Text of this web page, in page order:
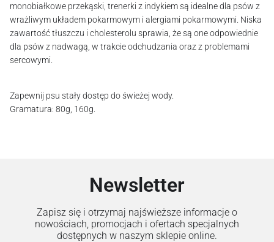
monobiałkowe przekąski, trenerki z indykiem są idealne dla psów z
wrażliwym układem pokarmowym i alergiami pokarmowymi. Niska
zawartość tłuszczu i cholesterolu sprawia, że są one odpowiednie
dla psów z nadwagą, w trakcie odchudzania oraz z problemami
sercowymi.
Zapewnij psu stały dostęp do świeżej wody.
Gramatura: 80g, 160g.
Newsletter
Zapisz się i otrzymaj najświeższe informacje o
nowościach, promocjach i ofertach specjalnych
dostępnych w naszym sklepie online.